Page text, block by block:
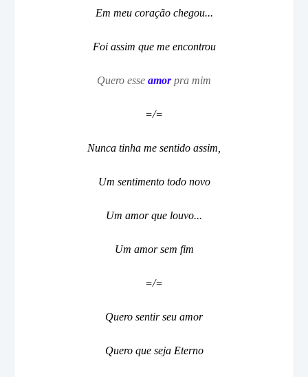
Em meu coração chegou...
Foi assim que me encontrou
Quero esse amorpra mim
=/=
Nunca tinha me sentido assim,
Um sentimento todo novo
Um amor que louvo...
Um amor sem fim
=/=
Quero sentir seu amor
Quero que seja Eterno